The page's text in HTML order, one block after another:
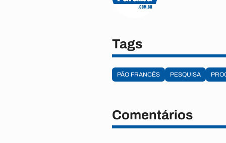
Tags
PÃO FRANCÊS PESQUISA
Comentários